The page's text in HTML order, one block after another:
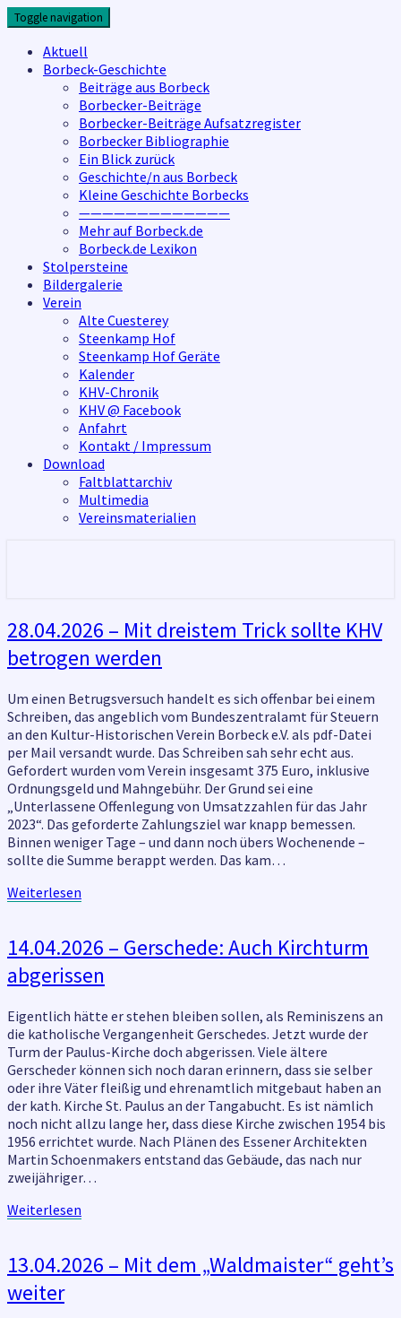
Skip
to
content
Toggle navigation
Aktuell
Borbeck-Geschichte
Beiträge aus Borbeck
Borbecker-Beiträge
Borbecker-Beiträge Aufsatzregister
Borbecker Bibliographie
Ein Blick zurück
Geschichte/n aus Borbeck
Kleine Geschichte Borbecks
—————————————
Mehr auf Borbeck.de
Borbeck.de Lexikon
Stolpersteine
Bildergalerie
Verein
Alte Cuesterey
Steenkamp Hof
Steenkamp Hof Geräte
Kalender
KHV-Chronik
KHV @ Facebook
Anfahrt
Kontakt / Impressum
Download
Faltblattarchiv
Multimedia
Vereinsmaterialien
28.04.2026
–
Mit
Trick
sollte
KHV
betrogen
werden
28.04.2026 – Mit dreistem Trick sollte KHV
betrogen werden
Um einen Betrugsversuch handelt es sich offenbar bei einem
Schreiben, das angeblich vom Bundeszentralamt für Steuern
an den Kultur-Historischen Verein Borbeck e.V. als pdf-Datei
per Mail versandt wurde. Das Schreiben sah sehr echt aus.
Gefordert wurden vom Verein insgesamt 375 Euro, inklusive
Ordnungsgeld und Mahngebühr. Der Grund sei eine
„Unterlassene Offenlegung von Umsatzzahlen für das Jahr
2023“. Das geforderte Zahlungsziel war knapp bemessen.
Binnen weniger Tage – und dann noch übers Wochenende –
sollte die Summe berappt werden. Das kam…
Weiterlesen
14.04.2026
–
Gerschede:
Kirchturm
abgerissen
14.04.2026 – Gerschede: Auch Kirchturm
abgerissen
Eigentlich hätte er stehen bleiben sollen, als Reminiszens an
die katholische Vergangenheit Gerschedes. Jetzt wurde der
Turm der Paulus-Kirche doch abgerissen. Viele ältere
Gerscheder können sich noch daran erinnern, dass sie selber
oder ihre Väter fleißig und ehrenamtlich mitgebaut haben an
der kath. Kirche St. Paulus an der Tangabucht. Es ist nämlich
noch nicht allzu lange her, dass diese Kirche zwischen 1954 bis
1956 errichtet wurde. Nach Plänen des Essener Architekten
Martin Schoenmakers entstand das Gebäude, das nach nur
zweijähriger…
Weiterlesen
13.04.2026
–
Mit
13.04.2026 – Mit dem „Waldmaister“ geht’s
weiter